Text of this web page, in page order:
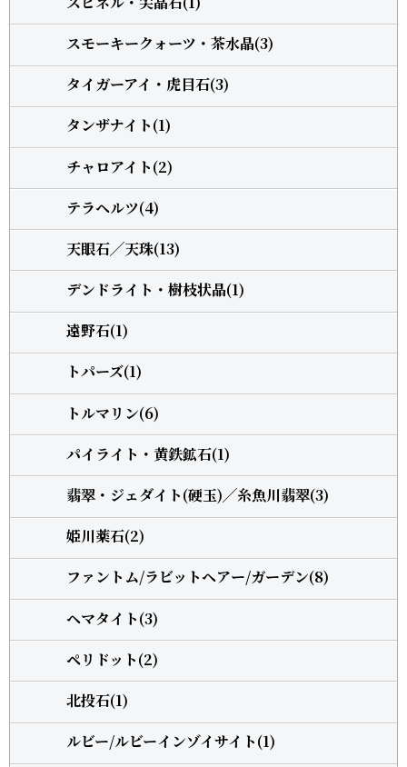
スモーキークォーツ・茶水晶(3)
タイガーアイ・虎目石(3)
タンザナイト(1)
チャロアイト(2)
テラヘルツ(4)
天眼石╱天珠(13)
デンドライト・樹枝状晶(1)
遠野石(1)
トパーズ(1)
トルマリン(6)
パイライト・黄鉄鉱石(1)
翡翠・ジェダイト(硬玉)╱糸魚川翡翠(3)
姫川薬石(2)
ファントム/ラビットヘアー/ガーデン(8)
ヘマタイト(3)
ペリドット(2)
北投石(1)
ルビー/ルビーインゾイサイト(1)